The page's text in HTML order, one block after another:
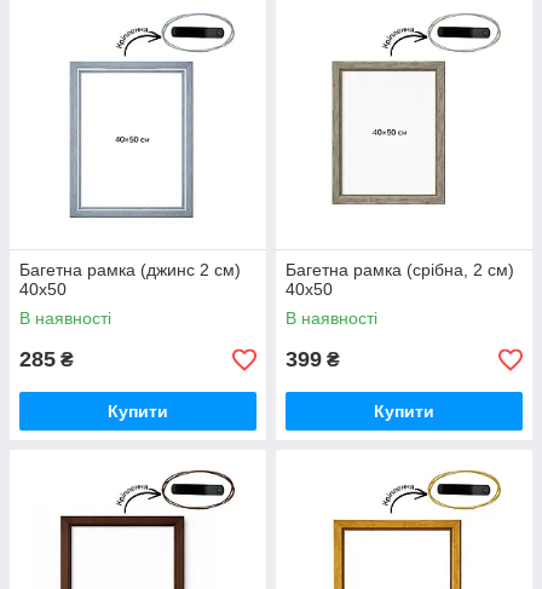
Багетна рамка (джинс 2 см)
40х50
В наявності
285 ₴
Купити
Багетна рамка (срібна, 2 см)
40х50
В наявності
399 ₴
Купити